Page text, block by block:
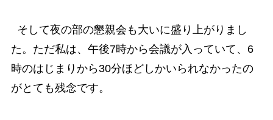
そして夜の部の懇親会も大いに盛り上がりまし
た。ただ私は、午後7時から会議が入っていて、6
時のはじまりから30分ほどしかいられなかったの
がとても残念です。